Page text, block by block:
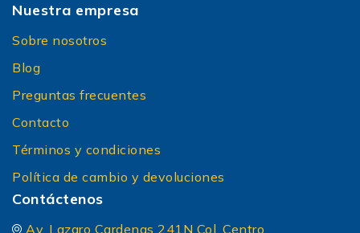
Nuestra empresa
Sobre nosotros
Blog
Preguntas frecuentes
Contacto
Términos y condiciones
Política de cambio y devoluciones
Contáctenos
Av. Lazaro Cardenas 241N Col. Centro